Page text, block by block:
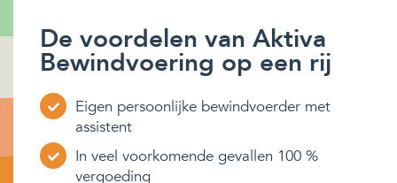
De voordelen van Aktiva
Bewindvoering op een rij
Eigen persoonlijke bewindvoerder met
assistent
In veel voorkomende gevallen 100 %
vergoeding